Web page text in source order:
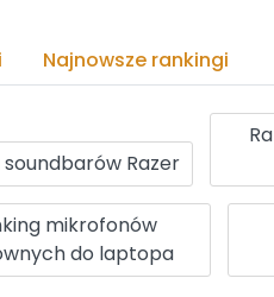
Najnowsze rankingi
soundbarów Razer
mikrofonów
do laptopa